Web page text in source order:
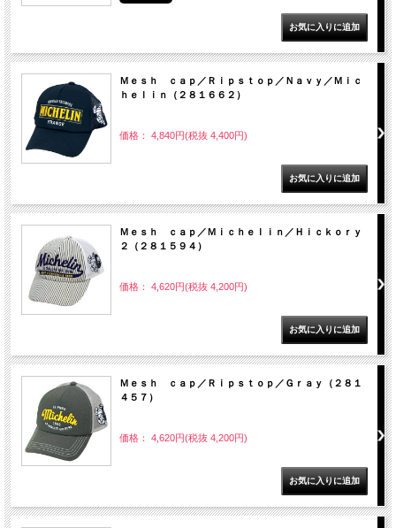
Ｍｅｓｈ ｃａｐ／Ｒｉｐｓｔｏｐ／Ｎａｖｙ／Ｍｉｃ
ｈｅｌｉｎ（２８１６６２）
価格： 4,840円(税抜 4,400円)
Ｍｅｓｈ ｃａｐ／Ｍｉｃｈｅｌｉｎ／Ｈｉｃｋｏｒｙ
２（２８１５９４）
価格： 4,620円(税抜 4,200円)
Ｍｅｓｈ ｃａｐ／Ｒｉｐｓｔｏｐ／Ｇｒａｙ（２８１
４５７）
価格： 4,620円(税抜 4,200円)